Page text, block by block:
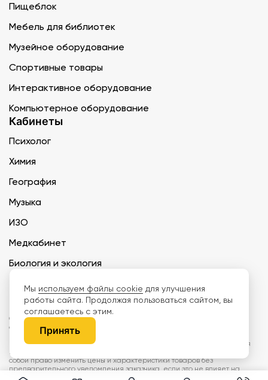
Пищеблок
Мебель для библиотек
Музейное оборудование
Спортивные товары
Интерактивное оборудование
Компьютерное оборудование
Кабинеты
Психолог
Химия
География
Музыка
ИЗО
Медкабинет
Биология и экология
Технология
ООО «Дети наше будущее» ИНН 6671165273 ОГРН 1216600030250 КПП
667101001 БИК 046577674
Информация на сайте не является публичной офертой. Изображения
могут отличаться от поставляемых товаров. Поставщик оставляет за
собой право изменить цены и характеристики товаров без
предварительного уведомления заказчика, если это не влияет на
качество поставляемой продукции. Мы используем cookie, чтобы делать
Мы используем файлы cookie для улучшения
работы сайта. Продолжая пользоваться сайтом, вы
соглашаетесь с этим.
Принять